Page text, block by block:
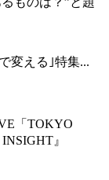
変える｣特集...